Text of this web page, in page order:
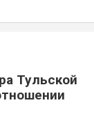
Тульской